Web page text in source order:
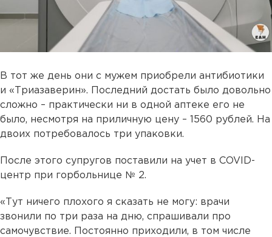
В тот же день они с мужем приобрели антибиотики
и «Триазаверин». Последний достать было довольно
сложно – практически ни в одной аптеке его не
было, несмотря на приличную цену – 1560 рублей. На
двоих потребовалось три упаковки.
После этого супругов поставили на учет в COVID-
центр при горбольнице № 2.
«Тут ничего плохого я сказать не могу: врачи
звонили по три раза на дню, спрашивали про
самочувствие. Постоянно приходили, в том числе